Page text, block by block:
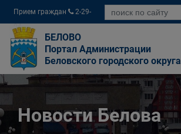
Прием граждан
2-29-
04
БЕЛОВО
Портал Администрации
Беловского городского округа
Новости Белова